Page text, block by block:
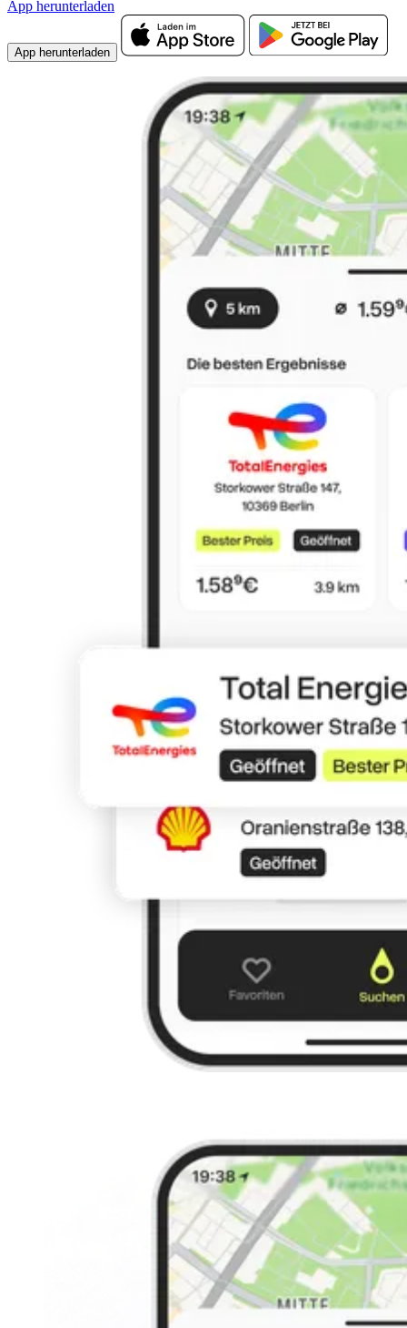
App herunterladen
App herunterladen